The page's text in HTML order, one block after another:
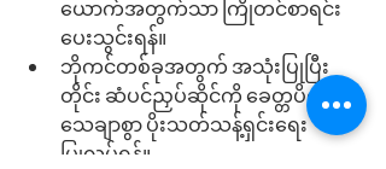
ယောက်အတွက်သာ ကြိုတင်စာရင်း
ပေးသွင်းရန်။
ဘိုကင်တစ်ခုအတွက် အသုံးပြုပြီး
တိုင်း ဆံပင်ညှပ်ဆိုင်ကို ခေတ္တပိတ်၍
သေချာစွာ ပိုးသတ်သန့်ရှင်းရေး
ပြုလုပ်ရန်။